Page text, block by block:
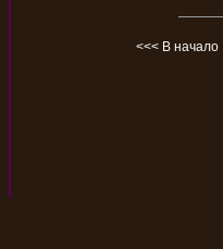
<<< В начало